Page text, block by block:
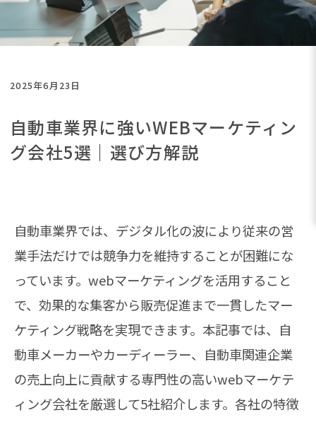
2025年6月23日
自動車業界に強いWEBマーケティン
グ会社5選｜選び方解説
自動車業界では、デジタル化の波により従来の営
業手法だけでは競争力を維持することが困難にな
っています。webマーケティングを活用すること
で、効果的な集客から販売促進まで一貫したマー
ケティング戦略を実現できます。本記事では、自
動車メーカーやカーディーラー、自動車関連企業
の売上向上に貢献する専門性の高いwebマーケテ
ィング会社を厳選して5社紹介します。各社の特徴